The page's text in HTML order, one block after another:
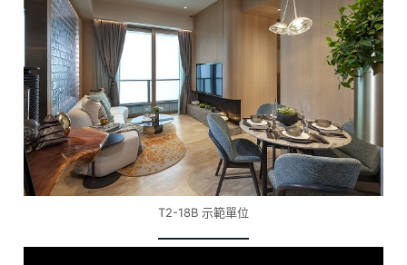
T2-18B 示範單位